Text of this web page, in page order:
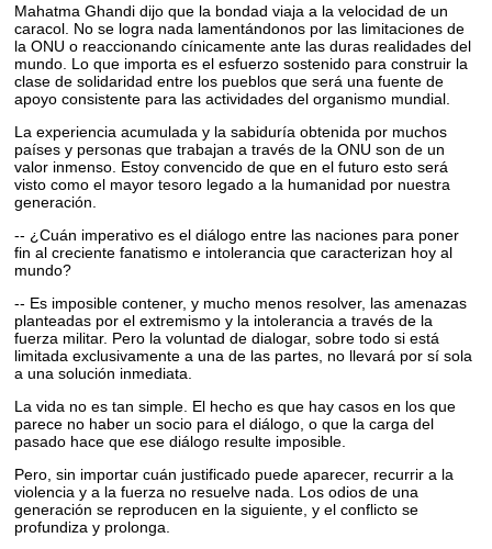
Mahatma Ghandi dijo que la bondad viaja a la velocidad de un
caracol. No se logra nada lamentándonos por las limitaciones de
la ONU o reaccionando cínicamente ante las duras realidades del
mundo. Lo que importa es el esfuerzo sostenido para construir la
clase de solidaridad entre los pueblos que será una fuente de
apoyo consistente para las actividades del organismo mundial.
La experiencia acumulada y la sabiduría obtenida por muchos
países y personas que trabajan a través de la ONU son de un
valor inmenso. Estoy convencido de que en el futuro esto será
visto como el mayor tesoro legado a la humanidad por nuestra
generación.
-- ¿Cuán imperativo es el diálogo entre las naciones para poner
fin al creciente fanatismo e intolerancia que caracterizan hoy al
mundo?
-- Es imposible contener, y mucho menos resolver, las amenazas
planteadas por el extremismo y la intolerancia a través de la
fuerza militar. Pero la voluntad de dialogar, sobre todo si está
limitada exclusivamente a una de las partes, no llevará por sí sola
a una solución inmediata.
La vida no es tan simple. El hecho es que hay casos en los que
parece no haber un socio para el diálogo, o que la carga del
pasado hace que ese diálogo resulte imposible.
Pero, sin importar cuán justificado puede aparecer, recurrir a la
violencia y a la fuerza no resuelve nada. Los odios de una
generación se reproducen en la siguiente, y el conflicto se
profundiza y prolonga.